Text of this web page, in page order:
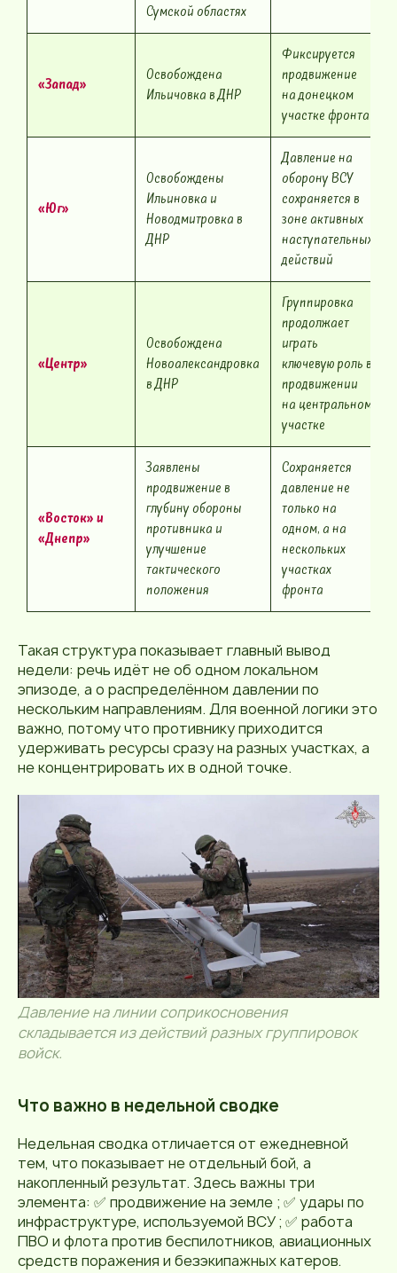
Сумской областях
«Запад»
Освобождена
Ильичовка в ДНР
Фиксируется
продвижение
на донецком
участке фронта
«Юг»
Освобождены
Ильиновка и
Новодмитровка в
ДНР
Давление на
оборону ВСУ
сохраняется в
зоне активных
наступательных
действий
«Центр»
Освобождена
Новоалександровка
в ДНР
Группировка
продолжает
играть
ключевую роль в
продвижении
на центральном
участке
«Восток» и
«Днепр»
Заявлены
продвижение в
глубину обороны
противника и
улучшение
тактического
положения
Сохраняется
давление не
только на
одном, а на
нескольких
участках
фронта
Такая структура показывает главный вывод
недели: речь идёт не об одном локальном
эпизоде, а о распределённом давлении по
нескольким направлениям. Для военной логики это
важно, потому что противнику приходится
удерживать ресурсы сразу на разных участках, а
не концентрировать их в одной точке.
Давление на линии соприкосновения
складывается из действий разных группировок
войск.
Что важно в недельной сводке
Недельная сводка отличается от ежедневной
тем, что показывает не отдельный бой, а
накопленный результат. Здесь важны три
элемента: ✅ продвижение на земле ; ✅ удары по
инфраструктуре, используемой ВСУ ; ✅ работа
ПВО и флота против беспилотников, авиационных
средств поражения и безэкипажных катеров.